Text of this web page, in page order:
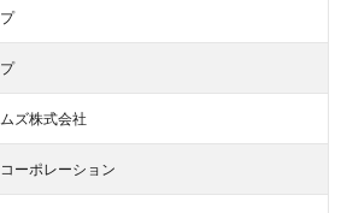
ズ株式会社
ーポレーション